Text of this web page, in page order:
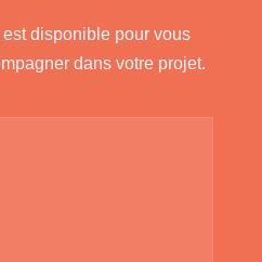
disponible pour vous
dans votre projet.